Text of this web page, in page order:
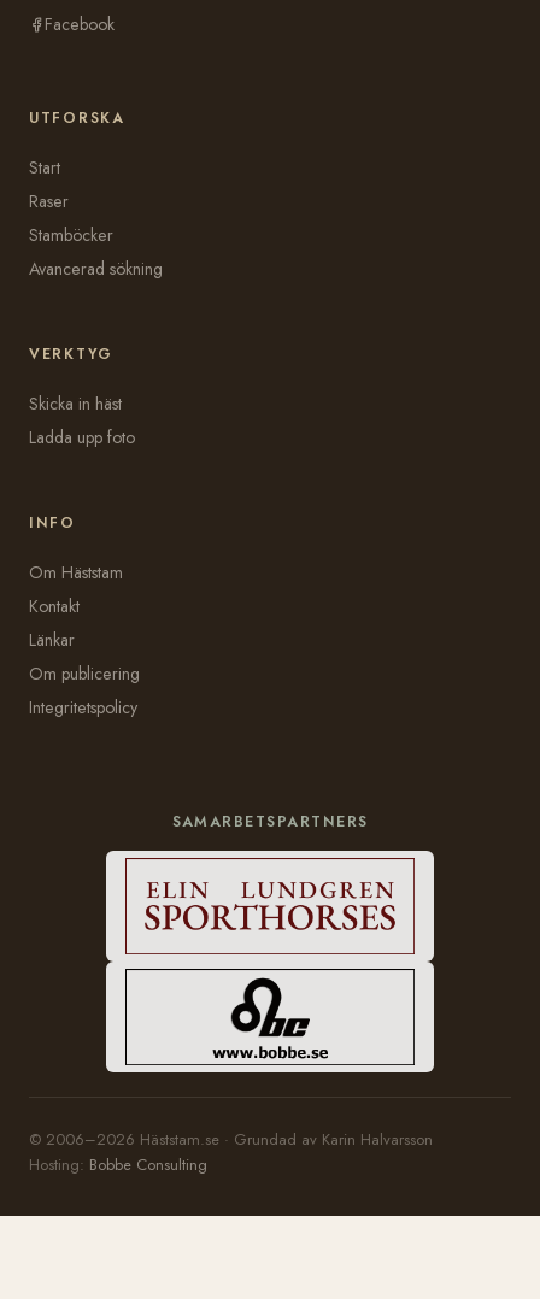
Facebook
UTFORSKA
Start
Raser
Stamböcker
Avancerad sökning
VERKTYG
Skicka in häst
Ladda upp foto
INFO
Om Häststam
Kontakt
Länkar
Om publicering
Integritetspolicy
SAMARBETSPARTNERS
© 2006–2026 Häststam.se · Grundad av Karin Halvarsson
Hosting: Bobbe Consulting